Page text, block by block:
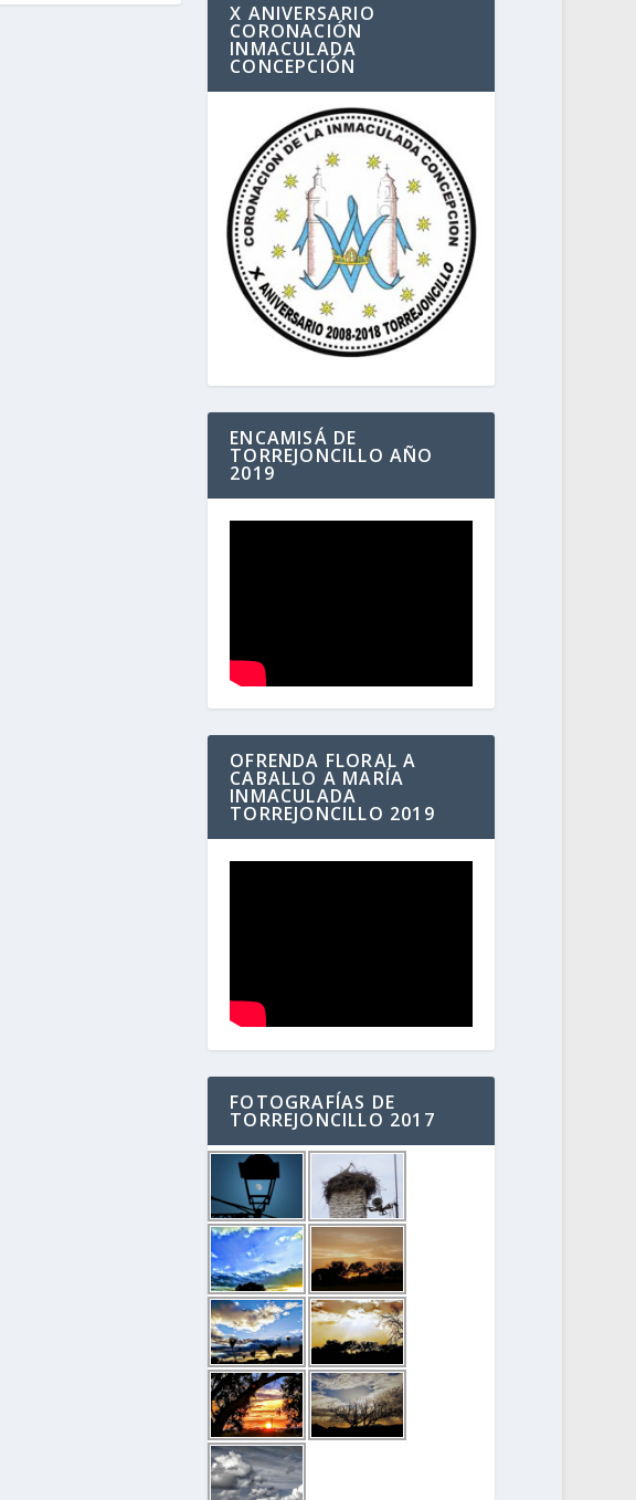
X ANIVERSARIO
CORONACIÓN
INMACULADA
CONCEPCIÓN
ENCAMISÁ DE
TORREJONCILLO AÑO
2019
OFRENDA FLORAL A
CABALLO A MARÍA
INMACULADA
TORREJONCILLO 2019
FOTOGRAFÍAS DE
TORREJONCILLO 2017